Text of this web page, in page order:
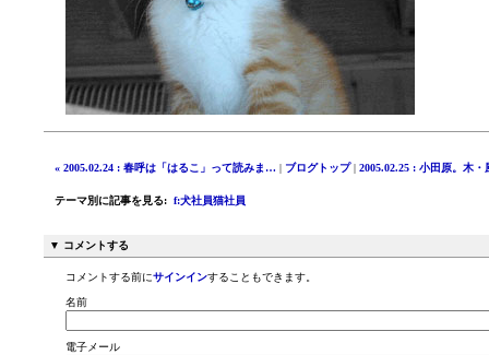
« 2005.02.24 : 春呼は「はるこ」って読みま… | ブログトップ| 2005.02.25 : 小田原。木
テーマ別に記事を見る: f:犬社員猫社員
▼ コメントする
コメントする前にサインインすることもできます。
名前
電子メール